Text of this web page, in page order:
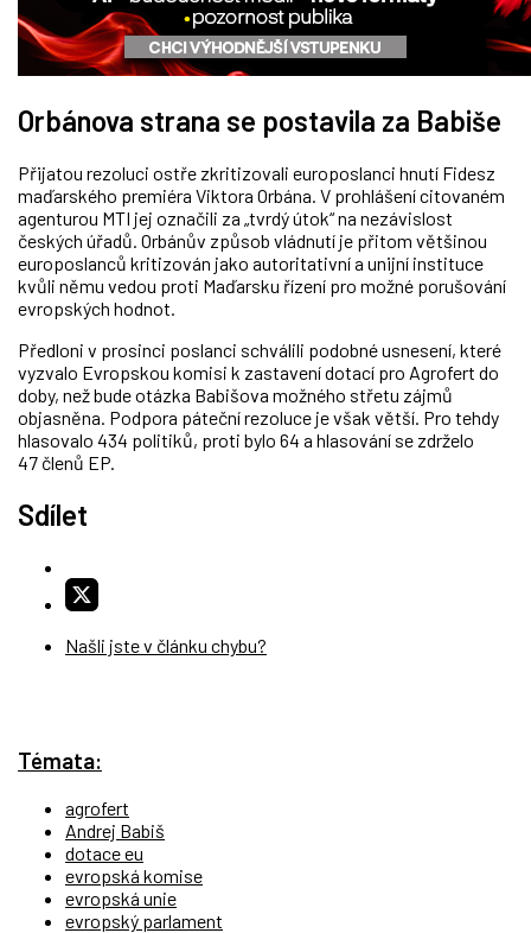
Orbánova strana se postavila za Babiše
Přijatou rezoluci ostře zkritizovali europoslanci hnutí Fidesz
maďarského premiéra Viktora Orbána. V prohlášení citovaném
agenturou MTI jej označili za „tvrdý útok“ na nezávislost
českých úřadů. Orbánův způsob vládnutí je přitom většinou
europoslanců kritizován jako autoritativní a unijní instituce
kvůli němu vedou proti Maďarsku řízení pro možné porušování
evropských hodnot.
Předloni v prosinci poslanci schválili podobné usnesení, které
vyzvalo Evropskou komisi k zastavení dotací pro Agrofert do
doby, než bude otázka Babišova možného střetu zájmů
objasněna. Podpora páteční rezoluce je však větší. Pro tehdy
hlasovalo 434 politiků, proti bylo 64 a hlasování se zdrželo
47 členů EP.
Sdílet
Našli jste v článku chybu?
Témata:
agrofert
Andrej Babiš
dotace eu
evropská komise
evropská unie
evropský parlament